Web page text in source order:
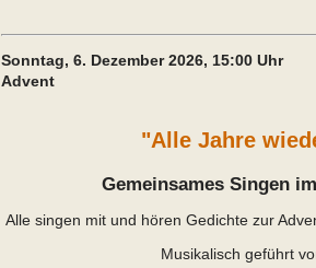
Sonntag, 6. Dezember 2026,
Advent
"Alle Jahre
Gemeinsames Singen
Alle singen mit und hören Gedichte zur
Musikalisch geführt